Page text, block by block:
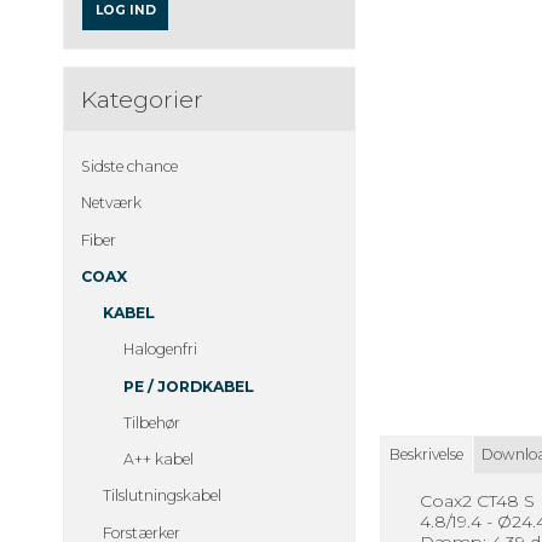
LOG IND
Kategorier
Sidste chance
Netværk
Fiber
COAX
KABEL
Halogenfri
PE / JORDKABEL
Tilbehør
A++ kabel
Tilslutningskabel
Forstærker
Beskrivelse
Coax2 CT48 S
4.8/19.4 -